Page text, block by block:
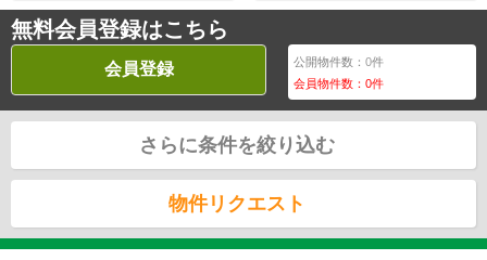
無料会員登録はこちら
会員登録 公開物件数：0件
会員物件数：0件
さらに条件を絞り込む
物件リクエスト